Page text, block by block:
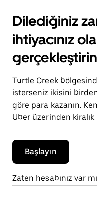
Dilediğiniz
ihtiyacınız
Turtle Creek
isterseniz ikisini
göre para kazanın.
Uber üzerinden
Başlayın
Zaten hesabınız var